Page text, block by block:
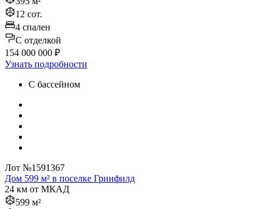
12 сот.
4 спален
C отделкой
154 000 000 ₽
Узнать подробности
С бассейном
Лот №1591367
Дом 599 м² в поселке Гринфилд
24 км от МКАД
599 м²